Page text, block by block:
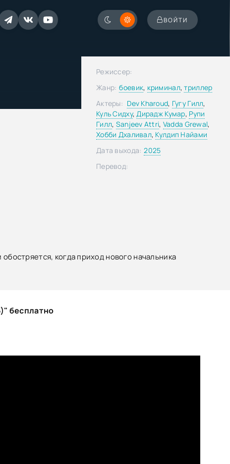
ВОЙТИ
Режиссер:
Жанр: боевик, криминал,триллер
Актеры: Dev Kharoud, Гугу Гилл,
Куль Сидху,Дирадж Кумар, Рупи
Гилл, Sanjeev Attri, Vadda Grewal,
Хобби Дхаливал, Кулдип Найами
Дата выхода: 2025
Перевод:
когда приход нового начальника
бесплатно